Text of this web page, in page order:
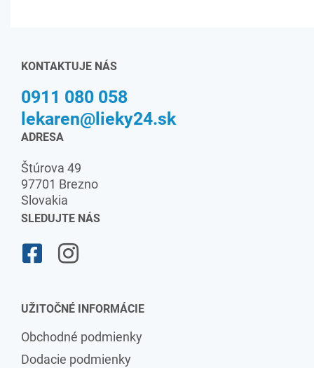
KONTAKTUJE NÁS
0911 080 058
lekaren@lieky24.sk
ADRESA
Štúrova 49
97701 Brezno
Slovakia
SLEDUJTE NÁS
UŽITOČNÉ INFORMÁCIE
Obchodné podmienky
Dodacie podmienky